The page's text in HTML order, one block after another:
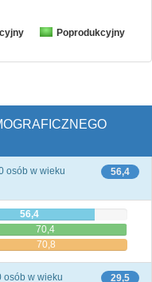
Poprodukcyjny
56,4
osób w wieku
56,4
70,4
70,8
29,5
osób w wieku